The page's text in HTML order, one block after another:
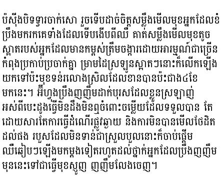
ប៉ស៊ីងបិទទ្វារចាក់សោ រួចទើបដាច់ចិត្តសម្លឹងមើលមុខអ្នកដែលខំ
ប្រឹងមករកគេទាំងដែលទើបងើបពីឈឺ គាត់សម្លឹងមើលមុខតូច
ស្អាតរបស់អ្នកដែលមានកម្ពស់ត្រឹមចង្ការដោយអារម្មណ៍ជាច្រើន
កំពុងប្រកាប់ប្រចាក់គ្នា ម្រាមដៃស្រឡូនស្អាតៗនោះក៏លើកឡើង
យកទៅប៉ះមុខទន់រលោងស្រិលដែលខានបានប៉ះជាង៤ខែ
មកនេះ។ អ៊ីហ្វុងប្រឹងញញឹមដាក់បុរសដែលខ្លួនស្រឡាញ់
អស់ពីបេះដូងធ្វើមិនដឹងមិនឮចំពោះចម្លើយដែលទទួលបាន តែ
ដោយសារតែការធ្វើដំណើរផ្លូវឆ្ងាយ និងការមិនបានមើលថែដិត
ដល់ផង របួសដែលមិនទាន់ជាស្រួលបួលនោះក៏ចាប់ផ្ដើម
ឈឺឆៀបៗឡើងមកម្ដងទៀតរហូតដល់ថ្នាក់អ្នកដែលប្រឹងញញឹម
មុននេះទៅជាធ្វើមុខស្ញូញ ញញឹមលែងចេញ។